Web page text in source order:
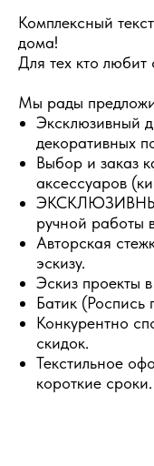
Комплексный
дома!
Для тех кто
Мы рады
Эксклюзивный
декоративных
Выбор и заказ
аксессуаров
ЭКСКЛЮЗИВНЫЕ
ручной работы
Авторская
эскизу.
Эскиз проекты
Батик (Роспись
Конкурентно
скидок.
Текстильное
короткие сроки.